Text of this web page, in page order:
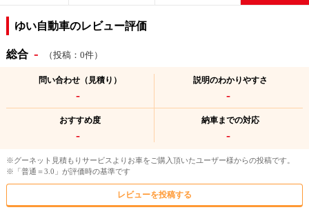
ゆい自動車のレビュー評価
総合 - （投稿：0件）
問い合わせ（見積り）
-
説明のわかりやすさ
-
おすすめ度
-
納車までの対応
-
※グーネット見積もりサービスよりお車をご購入頂いたユーザー様からの投稿です。
※「普通＝3.0」が評価時の基準です
レビューを投稿する